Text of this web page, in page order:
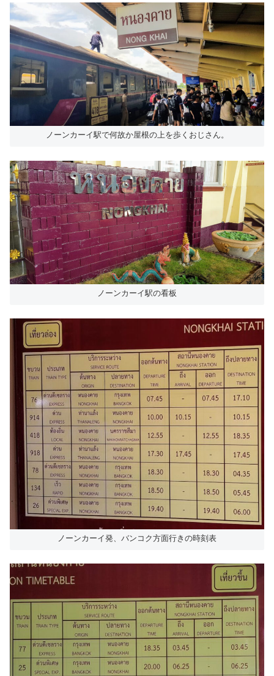
ノーンカーイ駅で何故か屋根の上を歩くおじさん。
ノーンカーイ駅の看板
ノーンカーイ発、バンコク方面行きの時刻表